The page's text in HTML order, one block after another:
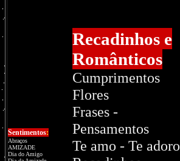
Sentimentos:
Abraços
AMIZADE
Dia do Amigo
Recadinhos e
Românticos
Cumprimentos
Flores
Frases -
Pensamentos
Te amo - Te adoro